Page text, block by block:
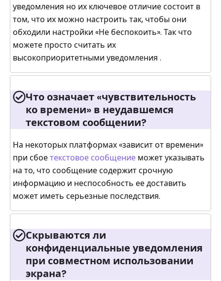
уведомления но их ключевое отличие состоит в
том, что их можно настроить так, чтобы они
обходили настройки «Не беспокоить». Так что
можете просто считать их
высокоприоритетными уведомления .
Что означает «чувствительность
ко времени» в неудавшемся
текстовом сообщении?
На некоторых платформах «зависит от времени»
при сбоетекстовое сообщение может указывать
на то, что сообщение содержит срочную
информацию и неспособность ее доставить
может иметь серьезные последствия.
Скрываются ли
конфиденциальные уведомления
при совместном использовании
экрана?